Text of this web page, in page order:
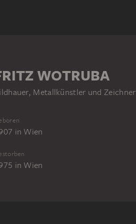
WOTRUBA
Metallkünstler und Zeichner
in Wien
in Wien